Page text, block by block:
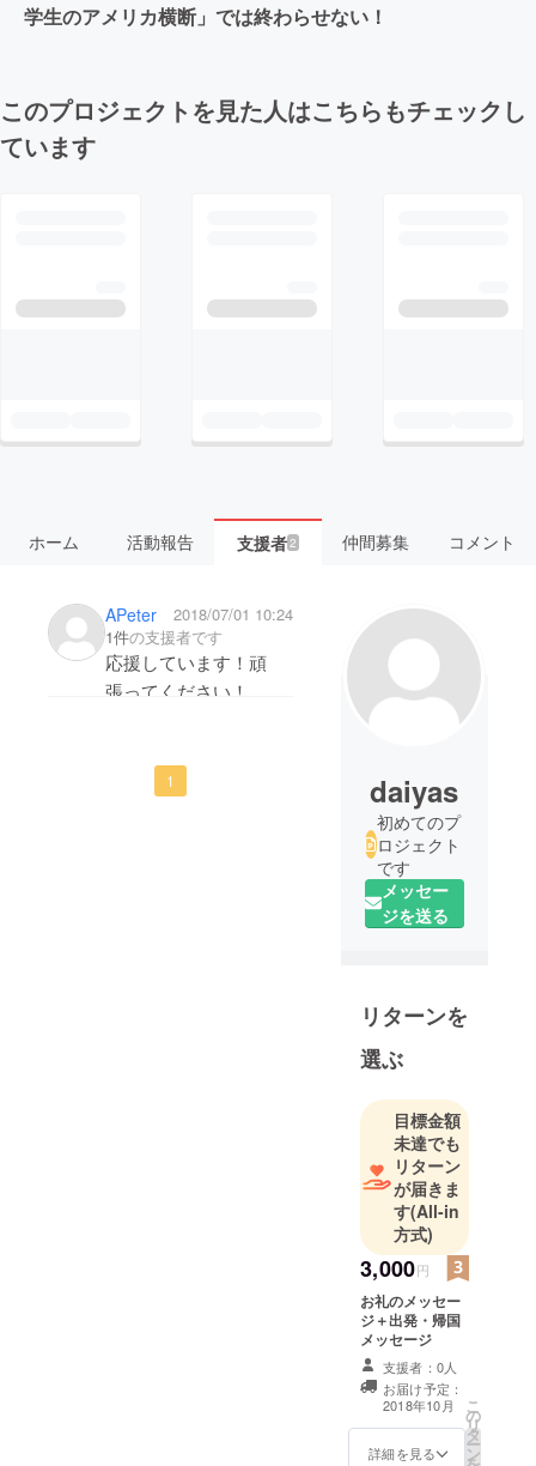
学生のアメリカ横断」では終わらせない！
このプロジェクトを見た人はこちらもチェックし
ています
ホーム 活動報告 支援者2 仲間募集 コメント
APeter
2018/07/01 10:24
1件の支援者です
応援しています！頑
張ってください！
1 daiyas
初めてのプ
ロジェクト
です
メッセー
ジを送る
リターンを
選ぶ
目標金額
未達でも
リターン
が届きま
す(All-in
方式)
3,000円
お礼のメッセー
ジ＋出発・帰国
メッセージ
支援者：0人
お届け予定：
2018年10月
詳細を見る
こ
の
リ
タ
ー
ン